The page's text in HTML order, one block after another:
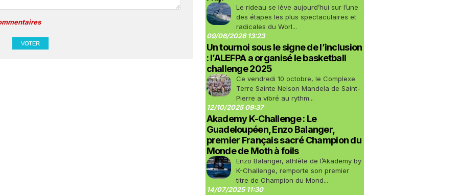
Le rideau se lève aujourd’hui sur l’une
des étapes les plus spectaculaires et
radicales du Worl...
09/06/2026 13:23
Un tournoi sous le signe de l’inclusion
: l’ALEFPA a organisé le basketball
challenge 2025
Ce vendredi 10 octobre, le Complexe
Terre Sainte Nelson Mandela de Saint-
Pierre a vibré au rythm...
12/10/2025 09:37
Akademy K-Challenge : Le
Guadeloupéen, Enzo Balanger,
premier Français sacré Champion du
Monde de Moth à foils
Enzo Balanger, athlète de l’Akademy by
K-Challenge, remporte son premier
titre de Champion du Mond...
14/07/2025 11:30